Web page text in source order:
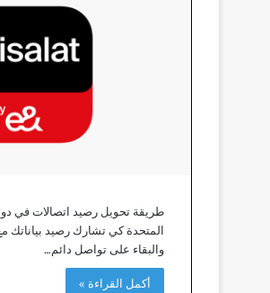
طريقة تحويل رصيد اتصالات في
المتحدة كي تشارك رصيد بياناتك
والبقاء على تواصل دائم…
أكمل القراءة »